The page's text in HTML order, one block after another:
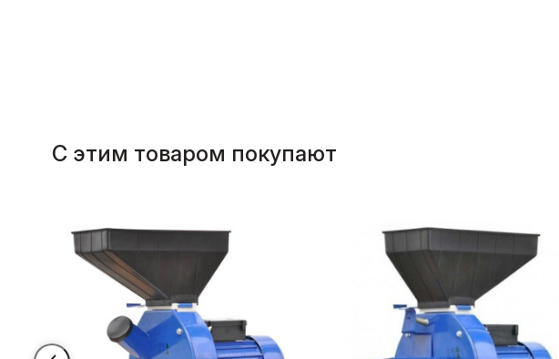
С этим товаром покупают